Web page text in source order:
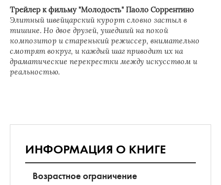
Трейлер к фильму "Молодость" Паоло Соррентино
Элитный швейцарский курорт словно застыл в
тишине. Но двое друзей, ушедший на покой
композитор и старенький режиссер, внимательно
смотрят вокруг, и каждый шаг приводит их на
драматические перекрестки между искусством и
реальностью.
ИНФОРМАЦИЯ О КНИГЕ
Возрастное ограничение